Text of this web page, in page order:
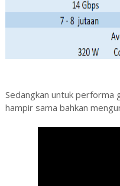
Sedangkan untuk performa
hampir sama bahkan